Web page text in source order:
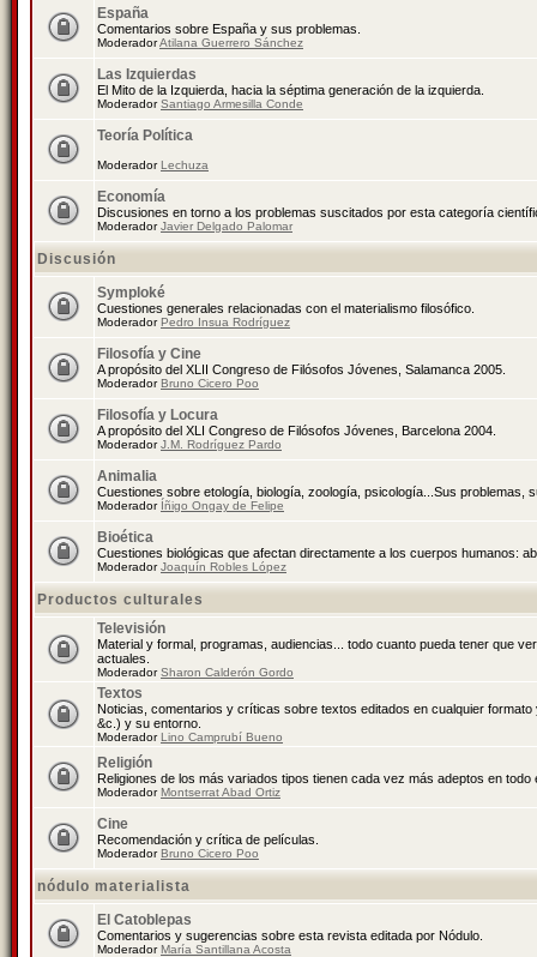
España
Comentarios sobre España y sus problemas.
ModeradorAtilana Guerrero Sánchez
Las Izquierdas
El Mito de la Izquierda, hacia la séptima generación de la izquierda.
ModeradorSantiago Armesilla Conde
Teoría Política
ModeradorLechuza
Economía
Discusiones en torno a los problemas suscitados por esta categoría
ModeradorJavier Delgado Palomar
Discusión
Symploké
Cuestiones generales relacionadas con el materialismo filosófico.
ModeradorPedro Insua Rodríguez
Filosofía y Cine
A propósito del XLII Congreso de Filósofos Jóvenes, Salamanca 2005.
ModeradorBruno Cicero Poo
Filosofía y Locura
A propósito del XLI Congreso de Filósofos Jóvenes, Barcelona 2004.
ModeradorJ.M. Rodríguez Pardo
Animalia
Cuestiones sobre etología, biología, zoología, psicología...Sus problemas,
Moderador Íñigo Ongay de Felipe
Bioética
Cuestiones biológicas que afectan directamente a los cuerpos humanos:
ModeradorJoaquín Robles López
Productos culturales
Televisión
Material y formal, programas, audiencias... todo cuanto pueda tener que
actuales.
ModeradorSharon Calderón Gordo
Textos
Noticias, comentarios y críticas sobre textos editados en cualquier
&c.) y su entorno.
ModeradorLino Camprubí Bueno
Religión
Religiones de los más variados tipos tienen cada vez más adeptos en todo
ModeradorMontserrat Abad Ortiz
Cine
Recomendación y crítica de películas.
ModeradorBruno Cicero Poo
nódulo materialista
El Catoblepas
Comentarios y sugerencias sobre esta revista editada por Nódulo.
ModeradorMaría Santillana Acosta